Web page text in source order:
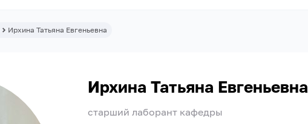
Ирхина Татьяна Евгеньевна
Ирхина Татьяна Евгеньевна
старший лаборант кафедры